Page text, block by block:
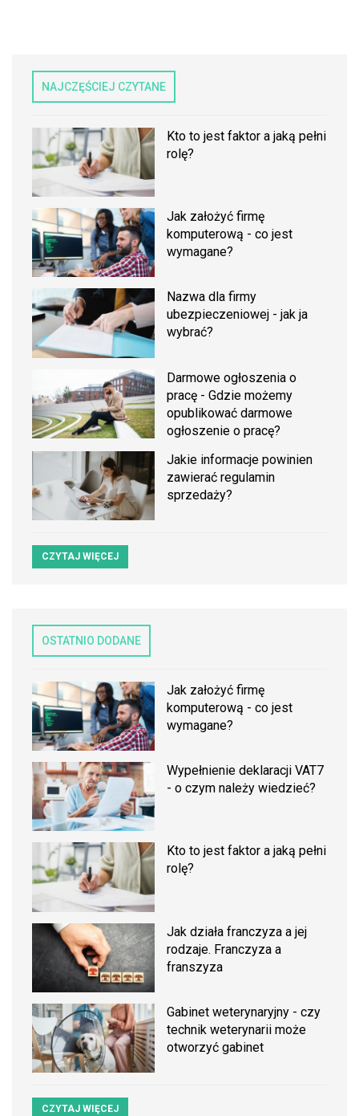
NAJCZĘŚCIEJ CZYTANE
Kto to jest faktor a jaką pełni
rolę?
Jak założyć firmę
komputerową - co jest
wymagane?
Nazwa dla firmy
ubezpieczeniowej - jak ja
wybrać?
Darmowe ogłoszenia o
pracę - Gdzie możemy
opublikować darmowe
ogłoszenie o pracę?
Jakie informacje powinien
zawierać regulamin
sprzedaży?
CZYTAJ WIĘCEJ
OSTATNIO DODANE
Jak założyć firmę
komputerową - co jest
wymagane?
Wypełnienie deklaracji VAT7
- o czym należy wiedzieć?
Kto to jest faktor a jaką pełni
rolę?
Jak działa franczyza a jej
rodzaje. Franczyza a
franszyza
Gabinet weterynaryjny - czy
technik weterynarii może
otworzyć gabinet
CZYTAJ WIĘCEJ